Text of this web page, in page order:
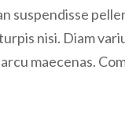
suspendisse
nisi. Diam
maecenas.